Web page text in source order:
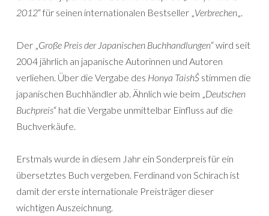
2012“ für seinen internationalen Bestseller „Verbrechen„.
Der „Große Preis der Japanischen Buchhandlungen“ wird seit
2004 jährlich an japanische Autorinnen und Autoren
verliehen. Über die Vergabe des Honya TaishŠ stimmen die
japanischen Buchhändler ab. Ähnlich wie beim „Deutschen
Buchpreis“ hat die Vergabe unmittelbar Einfluss auf die
Buchverkäufe.
Erstmals wurde in diesem Jahr ein Sonderpreis für ein
übersetztes Buch vergeben. Ferdinand von Schirach ist
damit der erste internationale Preisträger dieser
wichtigen Auszeichnung.